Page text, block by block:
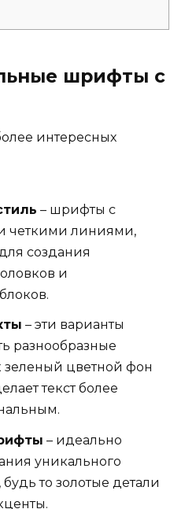
шрифты с
интересных
– шрифты с
четкими линиями,
создания
и
– эти варианты
разнообразные
зеленый цветной фон
текст более
– идеально
уникального
то золотые детали